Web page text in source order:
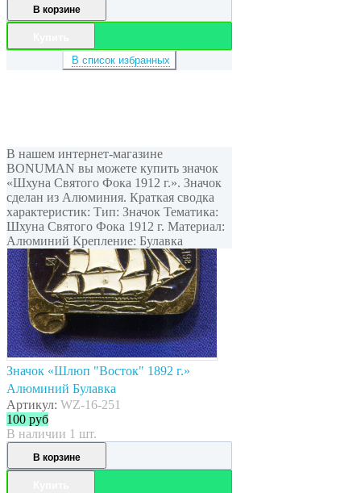
В корзине
В список избранных
В нашем интернет-магазине
BONUMAN вы можете купить значок
«Шхуна Святого Фока 1912 г.». Значок
сделан из Алюминия. Краткая сводка
характеристик: Тип: Значок Тематика:
Шхуна Святого Фока 1912 г. Материал:
Алюминий Крепление: Булавка
Значок «Шлюп "Восток" 1892 г.»
Алюминий Булавка
Артикул: WZ-16-251
100 руб
В наличии 1 шт.
В корзине